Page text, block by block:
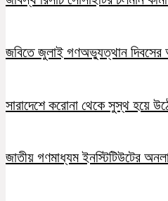
জবিতে জুলাই গণঅভ্যুত্থান দিবসের
সারাদেশে করোনা থেকে সুস্থ হয়ে
জাতীয় গণমাধ্যম ইনস্টিটিউটের